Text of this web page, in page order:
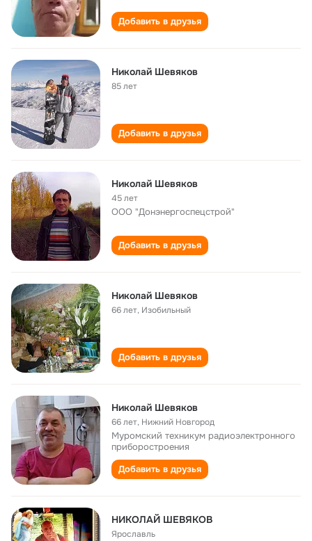
Добавить в друзья
Николай Шевяков
85 лет
Добавить в друзья
Николай Шевяков
45 лет
ООО "Донэнергоспецстрой"
Добавить в друзья
Николай Шевяков
66 лет, Изобильный
Добавить в друзья
Николай Шевяков
66 лет, Нижний Новгород
Муромский техникум радиоэлектронного
приборостроения
Добавить в друзья
НИКОЛАЙ ШЕВЯКОВ
Ярославль